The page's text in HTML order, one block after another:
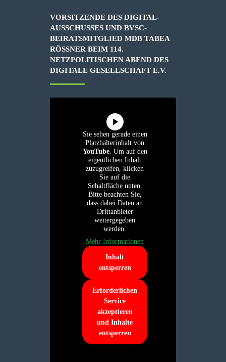
VORSITZENDE DES DIGITAL-
AUSSCHUSSES UND BVSC-
BEIRATSMITGLIED MDB TABEA
RÖSSNER BEIM 114. N
ETZPOLITISCHEN ABEND DES D
IGITALE GESELLSCHAFT E.V.
Sie sehen gerade einen
Platzhalterinhalt von
YouTube. Um auf den
eigentlichen Inhalt
zuzugreifen, klicken
Sie auf die
Schaltfläche unten.
Bitte beachten Sie,
dass dabei Daten an
Drittanbieter
weitergegeben
werden.
Mehr Informationen
Inhalt
entsperren
Erforderlichen
Service
akzeptieren
und Inhalte
entsperren